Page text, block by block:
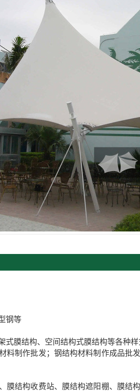
钢等
式膜结构、空间结构式膜结构等各种样
料制作批发；钢结构材料制作成品批
膜结构收费站、膜结构遮阳棚、膜结